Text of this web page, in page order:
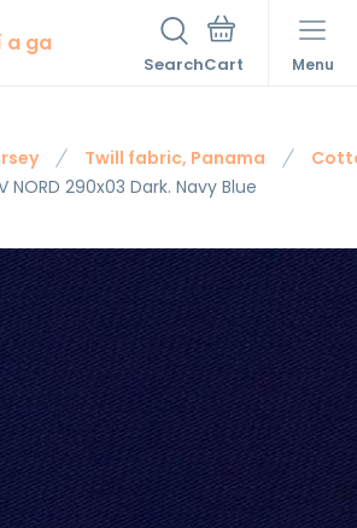
a ga
Search Menu
Twill fabric, Panama
NORD 290x03 Dark. Navy Blue